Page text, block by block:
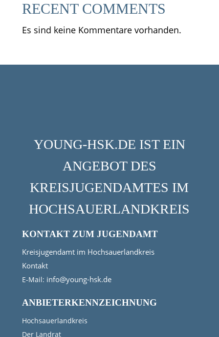
RECENT COMMENTS
Es sind keine Kommentare vorhanden.
YOUNG-HSK.DE IST EIN
ANGEBOT DES
KREISJUGENDAMTES IM
HOCHSAUERLANDKREIS
KONTAKT ZUM JUGENDAMT
Kreisjugendamt im Hochsauerlandkreis
Kontakt
E-Mail: info@young-hsk.de
ANBIETERKENNZEICHNUNG
Hochsauerlandkreis
Der Landrat